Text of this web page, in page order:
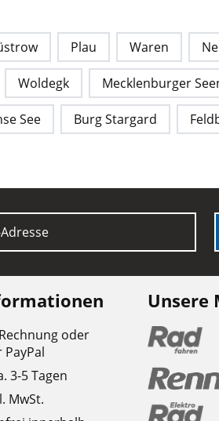
Plau Waren
Woldegk Mecklenburger
See Burg Stargard
oder
PayPal
3-5 Tagen
MwSt.
Unsere